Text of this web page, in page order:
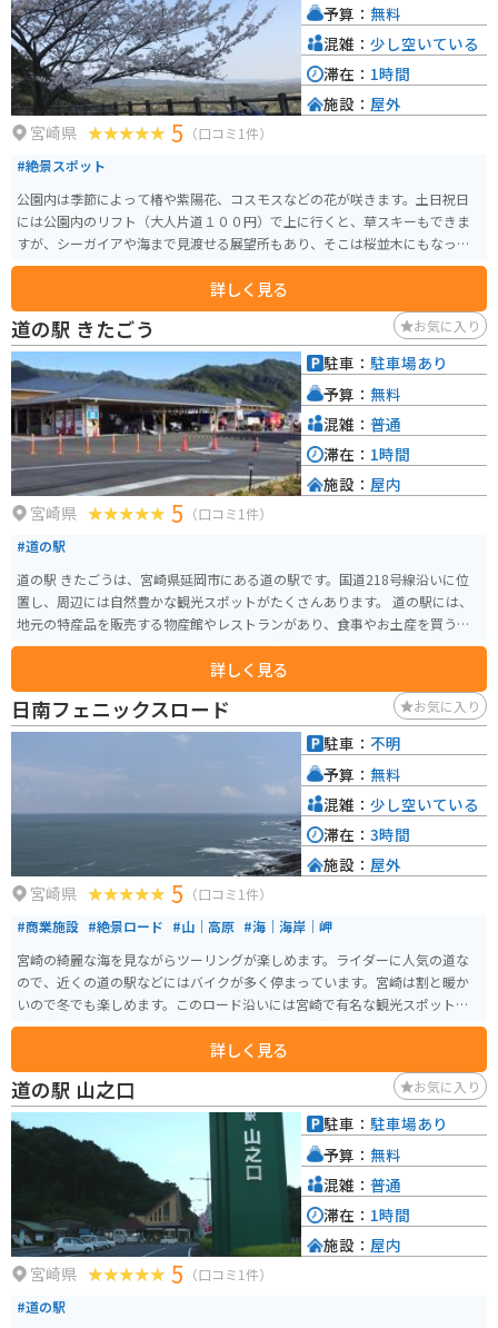
宮崎県 5 （口コミ1件）
#絶景スポット
公園内は季節によって椿や紫陽花、コスモスなどの花が咲きます。土日祝日
には公園内のリフト（大人片道１００円）で上に行くと、草スキーもできま
すが、シーガイアや海まで見渡せる展望所もあり、そこは桜並木にもなって
います。
詳しく見る
予算： 無料
混雑： 少し空いている
滞在： 1時間
施設： 屋外
道の駅 きたごう お気に入り
宮崎県 5 （口コミ1件）
#道の駅
道の駅 きたごうは、宮崎県延岡市にある道の駅です。国道218号線沿いに位
置し、周辺には自然豊かな観光スポットがたくさんあります。 道の駅には、
地元の特産品を販売する物産館やレストランがあり、食事やお土産を買うこ
とができます。特におすすめは、地元産の新鮮な野菜や果物を使った料理
や、延岡市の郷土料理である「チキン南蛮」です。 バイクで訪れる場合は、
道の駅の駐車場にバイク専用の駐車スペースがあります。また、道の駅に
は、ツーリングマップや観光パンフレットなども置いてあるので、ツーリン
グの情報収集にも最適です。 道の駅 きたごうからほど近い場所には、日本の
滝百選に選ばれた行縢の滝や、祖母傾国定公園など、雄大な自然を楽しむこ
とができる観光スポットがあります。また、少し足を延ばせば、高千穂峡や
阿蘇山など、九州を代表する観光地にもアクセスできます。
詳しく見る
駐車： 駐車場あり
予算： 無料
混雑： 普通
滞在： 1時間
施設： 屋内
日南フェニックスロード お気に入り
宮崎県 5 （口コミ1件）
#商業施設 #絶景ロード #山｜高原 #海｜海岸｜岬
宮崎の綺麗な海を見ながらツーリングが楽しめます。ライダーに人気の道な
ので、近くの道の駅などにはバイクが多く停まっています。宮崎は割と暖か
いので冬でも楽しめます。このロード沿いには宮崎で有名な観光スポットな
どが点在しているので、寄り道しながらツーリングできます。
詳しく見る
駐車： 不明
予算： 無料
混雑： 少し空いている
滞在： 3時間
施設： 屋外
道の駅 山之口 お気に入り
宮崎県 5 （口コミ1件）
#道の駅
駐車： 駐車場あり
予算： 無料
混雑： 普通
滞在： 1時間
施設： 屋内